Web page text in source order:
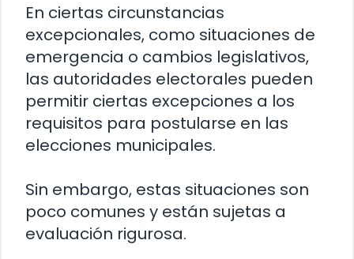
En ciertas circunstancias
excepcionales, como situaciones de
emergencia o cambios legislativos,
las autoridades electorales pueden
permitir ciertas excepciones a los
requisitos para postularse en las
elecciones municipales.
Sin embargo, estas situaciones son
poco comunes y están sujetas a
evaluación rigurosa.